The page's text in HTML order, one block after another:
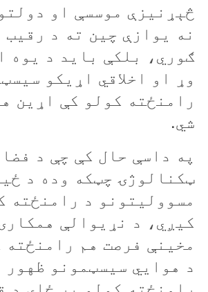
څېړنيزې موسسې او
نه يوازې چين ته د رقيب
ګوري، بلکې بايد د يوه
وړ او اخلاقي اړيکو
رامنځته کولو کې اړين
شي.
په داسې حال کې چې د
ټکنالوژۍ چټکه وده د
مسووليتونو د رامنځته
کيږي، د نړيوالې
مخينې فرصت هم رامنځته
د هوايي سیسټمونو ظهور
رامنځته کولو پر ځای د